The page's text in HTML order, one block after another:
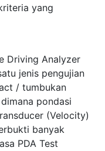
yang
Driving Analyzer
jenis pengujian
/ tumbukan
pondasi
(Velocity)
banyak
PDA Test